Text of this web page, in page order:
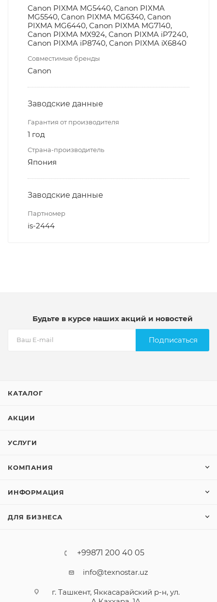
Canon PIXMA MG5440, Canon PIXMA
MG5540, Canon PIXMA MG6340, Canon
PIXMA MG6440, Canon PIXMA MG7140,
Canon PIXMA MX924, Canon PIXMA iP7240,
Canon PIXMA iP8740, Canon PIXMA iX6840
Совместимые бренды
Canon
Заводские данные
Гарантия от производителя
1 год
Страна-производитель
Япония
Заводские данные
Партномер
is-2444
Будьте в курсе наших акций и новостей
Подписаться
КАТАЛОГ
АКЦИИ
УСЛУГИ
КОМПАНИЯ
ИНФОРМАЦИЯ
ДЛЯ БИЗНЕСА
+99871 200 40 05
info@texnostar.uz
г. Ташкент, Яккасарайский р-н, ул.